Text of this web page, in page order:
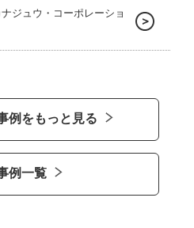
ジュウ・コーポレーショ
例をもっと見る
例一覧